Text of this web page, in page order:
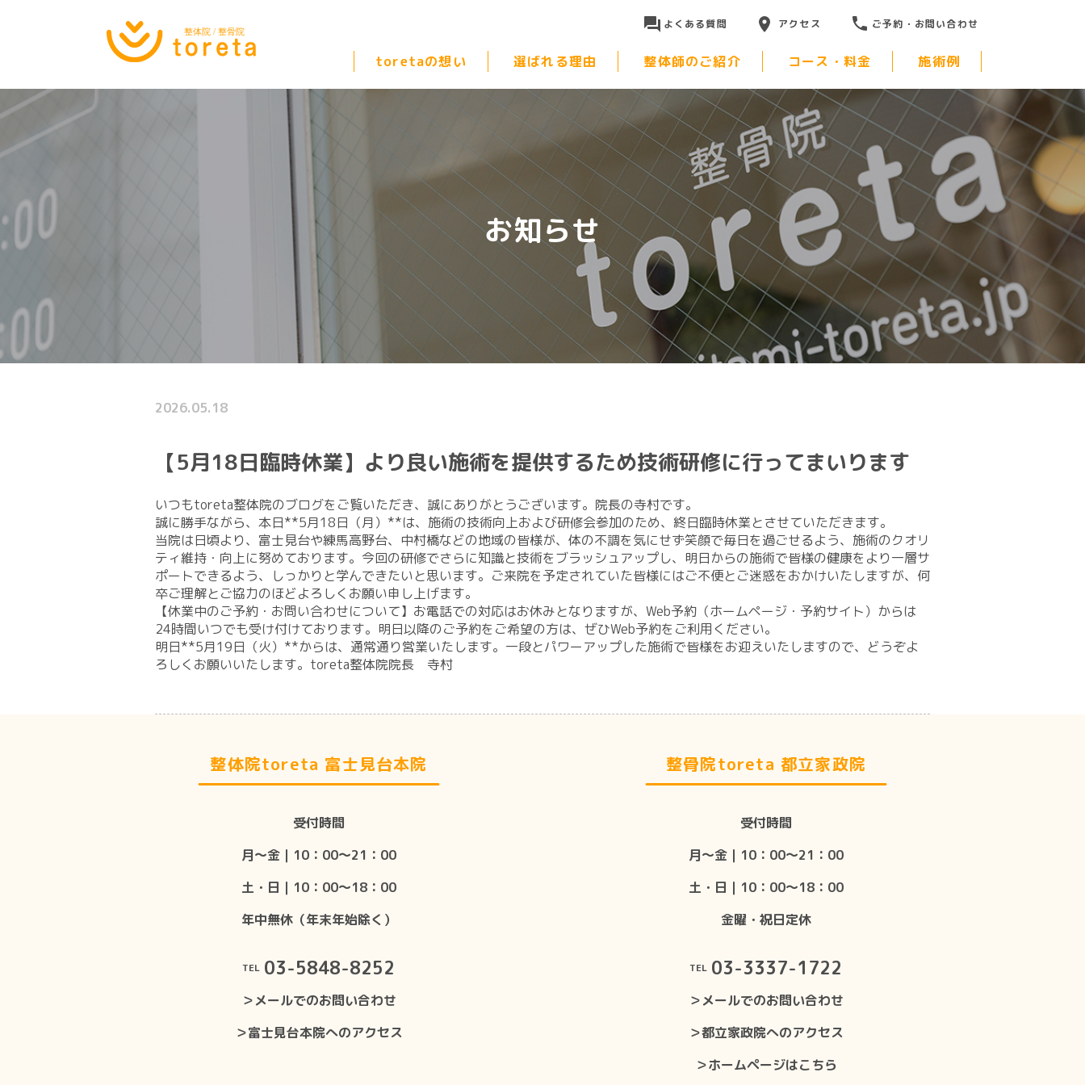
よくある質問 アクセス ご予約・お問い合わせ
toretaの想い 選ばれる理由 整体師のご紹介 コース・料金 施術例
お知らせ
2026.05.18
​【5月18日臨時休業】より良い施術を提供するため技術研修に行ってまいります
​いつもtoreta整体院のブログをご覧いただき、誠にありがとうございます。院長の寺村です。
​誠に勝手ながら、本日**5月18日（月）**は、施術の技術向上および研修会参加のため、終日臨時休業とさせていただきます。
​当院は日頃より、富士見台や練馬高野台、中村橋などの地域の皆様が、体の不調を気にせず笑顔で毎日を過ごせるよう、施術のクオリ
ティ維持・向上に努めております。​今回の研修でさらに知識と技術をブラッシュアップし、明日からの施術で皆様の健康をより一層サ
ポートできるよう、しっかりと学んできたいと思います。​ご来院を予定されていた皆様にはご不便とご迷惑をおかけいたしますが、何
卒ご理解とご協力のほどよろしくお願い申し上げます。​
【休業中のご予約・お問い合わせについて】​お電話での対応はお休みとなりますが、Web予約（ホームページ・予約サイト）からは
24時間いつでも受け付けております。明日以降のご予約をご希望の方は、ぜひWeb予約をご利用ください。​
明日**5月19日（火）**からは、通常通り営業いたします。一段とパワーアップした施術で皆様をお迎えいたしますので、どうぞよ
ろしくお願いいたします。​toreta整体院院長 寺村
整体院toreta 富士見台本院
受付時間
月〜金｜10：00〜21：00
土・日｜10：00〜18：00
年中無休（年末年始除く）
TEL 03-5848-8252
＞メールでのお問い合わせ
＞富士見台本院へのアクセス
整骨院toreta 都立家政院
受付時間
月〜金｜10：00〜21：00
土・日｜10：00〜18：00
金曜・祝日定休
TEL 03-3337-1722
＞メールでのお問い合わせ
＞都立家政院へのアクセス
＞ホームページはこちら